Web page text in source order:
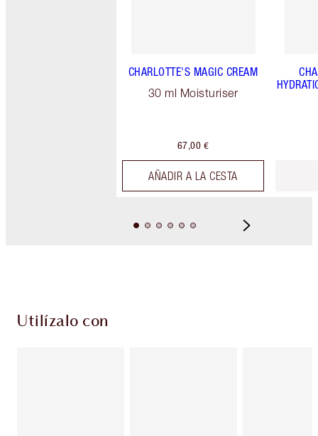
CHARLOTTE'S MAGIC CREAM
30 ml Moisturiser
67,00 €
AÑADIR A LA CESTA
Utilízalo con